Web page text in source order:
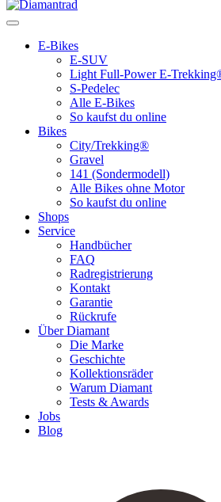
E-Bikes
E-SUV
Light Full-Power E-
S-Pedelec
Alle E-Bikes
So kaufst du online
Bikes
City/Trekking®
Gravel
141 (Sondermodell)
Alle Bikes ohne Motor
So kaufst du online
Shops
Service
Handbücher
FAQ
Radregistrierung
Kontakt
Garantie
Rückrufe
Über Diamant
Die Marke
Geschichte
Kollektionsräder
Warum Diamant
Tests & Awards
Jobs
Blog